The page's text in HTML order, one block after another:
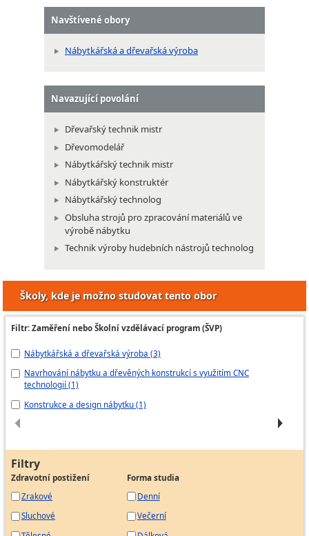
Navštívené obory
Nábytkářská a dřevařská výroba
Navazující povolání
Dřevařský technik mistr
Dřevomodelář
Nábytkářský technik mistr
Nábytkářský konstruktér
Nábytkářský technolog
Obsluha strojů pro zpracování materiálů ve
výrobě nábytku
Technik výroby hudebních nástrojů technolog
Školy, kde je možno studovat tento obor
Filtr: Zaměření nebo Školní vzdělávací program (ŠVP)
Nábytkářská a dřevařská výroba (3)
Navrhování nábytku a dřevěných konstrukcí s využitím CNC
technologií (1)
Konstrukce a design nábytku (1)
Filtry
Zdravotní postižení
Zrakové
Sluchové
Forma studia
Denní
Večerní